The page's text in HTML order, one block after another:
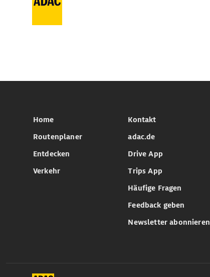
Home
Routenplaner
Entdecken
Verkehr
Kontakt
adac.de
Drive App
Trips App
Häufige Fragen
Feedback geben
Newsletter abonnieren